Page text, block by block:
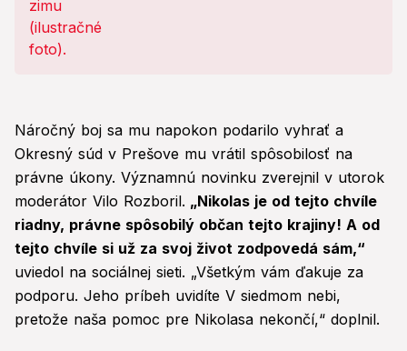
Náročný boj sa mu napokon podarilo vyhrať a
Okresný súd v Prešove mu vrátil spôsobilosť na
právne úkony. Významnú novinku zverejnil v utorok
moderátor Vilo Rozboril. „Nikolas je od tejto chvíle
riadny, právne spôsobilý občan tejto krajiny! A od
tejto chvíle si už za svoj život zodpovedá sám,“
uviedol na sociálnej sieti. „Všetkým vám ďakuje za
podporu. Jeho príbeh uvidíte V siedmom nebi,
pretože naša pomoc pre Nikolasa nekončí,“ doplnil.